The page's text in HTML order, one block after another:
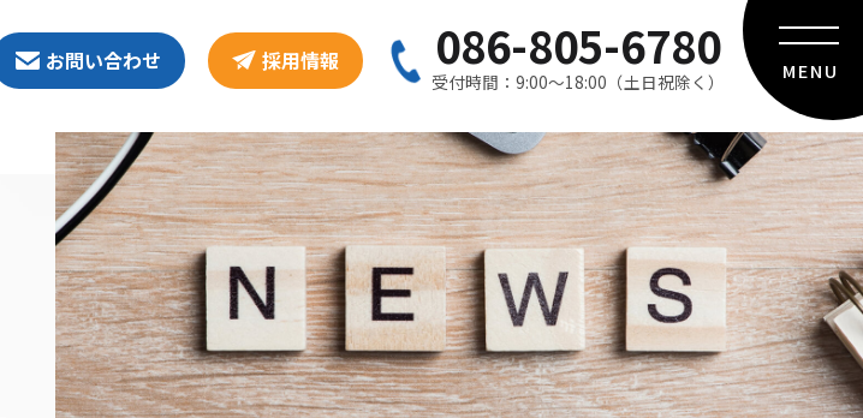
お問い合わせ 採用情報 086-805-6780
受付時間：9:00〜18:00（土日祝除く） MENU